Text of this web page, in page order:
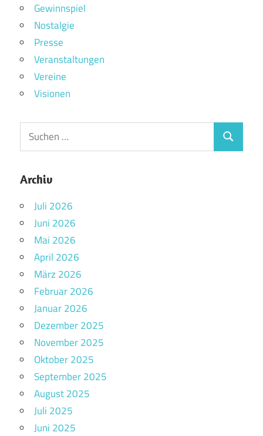
Gewinnspiel
Nostalgie
Presse
Veranstaltungen
Vereine
Visionen
Archiv
Juli 2026
Juni 2026
Mai 2026
April 2026
März 2026
Februar 2026
Januar 2026
Dezember 2025
November 2025
Oktober 2025
September 2025
August 2025
Juli 2025
Juni 2025